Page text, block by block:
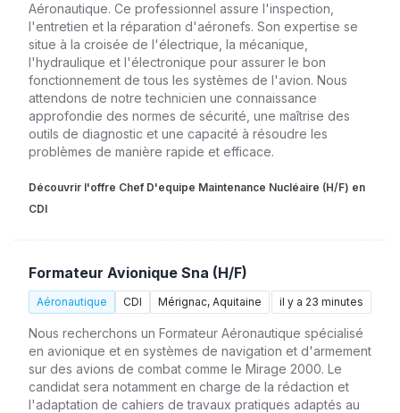
Aéronautique. Ce professionnel assure l'inspection,
l'entretien et la réparation d'aéronefs. Son expertise se
situe à la croisée de l'électrique, la mécanique,
l'hydraulique et l'électronique pour assurer le bon
fonctionnement de tous les systèmes de l'avion. Nous
attendons de notre technicien une connaissance
approfondie des normes de sécurité, une maîtrise des
outils de diagnostic et une capacité à résoudre les
problèmes de manière rapide et efficace.
Découvrir l'offre Chef D'equipe Maintenance Nucléaire (H/F) en
CDI
Formateur Avionique Sna (H/F)
Aéronautique CDI Mérignac, Aquitaine il y a 23 minutes
Nous recherchons un Formateur Aéronautique spécialisé
en avionique et en systèmes de navigation et d'armement
sur des avions de combat comme le Mirage 2000. Le
candidat sera notamment en charge de la rédaction et
l'adaptation de cahiers de travaux pratiques adaptés au